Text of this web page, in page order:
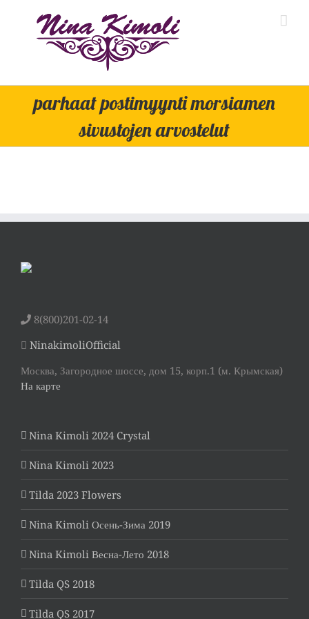
parhaat postimyynti morsiamen
sivustojen arvostelut
8(800)201-02-14
NinakimoliOfficial
Москва, Загородное шоссе, дом 15, корп.1 (м. Крымская)
На карте
Nina Kimoli 2024 Crystal
Nina Kimoli 2023
Tilda 2023 Flowers
Nina Kimoli Осень-Зима 2019
Nina Kimoli Весна-Лето 2018
Tilda QS 2018
Tilda QS 2017